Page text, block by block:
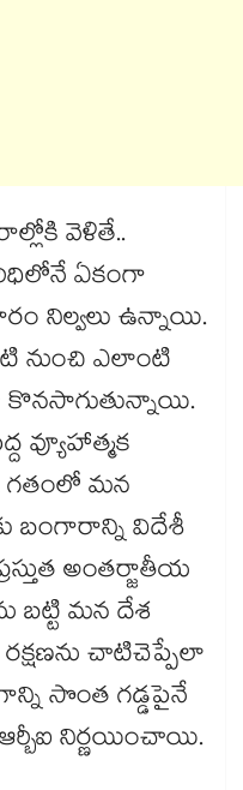
వెళితే..
ఏకంగా
నిల్వలు ఉన్నాయి.
నుంచి ఎలాంటి
కొనసాగుతున్నాయి.
వ్యూహాత్మక
గతంలో మన
బంగారాన్ని విదేశీ
అంతర్జాతీయ
బట్టి మన దేశ
చాటిచెప్పేలా
సొంత గడ్డపైనే
ఆర్బీఐ నిర్ణయించాయి.